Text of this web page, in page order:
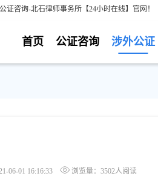
咨询-北石律师事务所【24小时在线】官网！
涉外公证
公证咨询
首页
06-01 16:16:33 浏览量：3502人阅读